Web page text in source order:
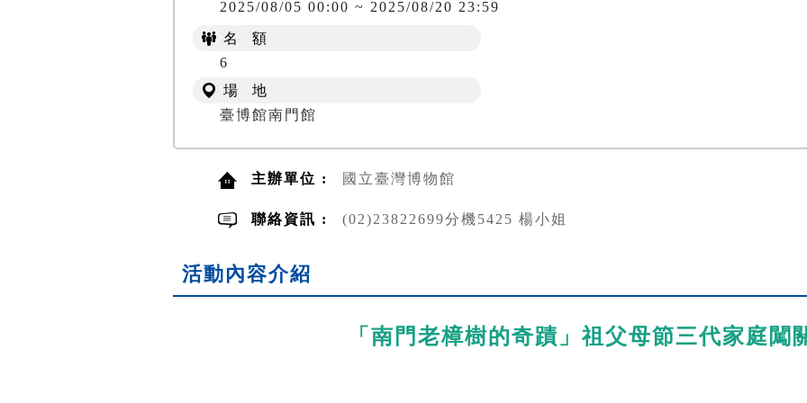
2025/08/05 00:00 ~ 2025/08/20 23:59
名 額
6
場 地
臺博館南門館
主辦單位 : 國立臺灣博物館
聯絡資訊 : (02)23822699分機5425 楊小姐
活動內容介紹
「南門老樟樹的奇蹟」祖父母節三代家庭闖